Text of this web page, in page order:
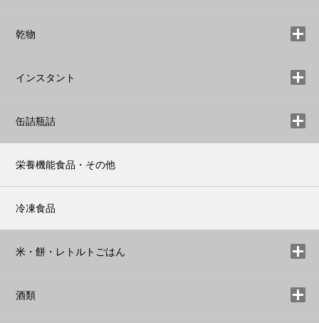
乾物
インスタント
缶詰瓶詰
栄養機能食品・その他
冷凍食品
米・餅・レトルトごはん
酒類